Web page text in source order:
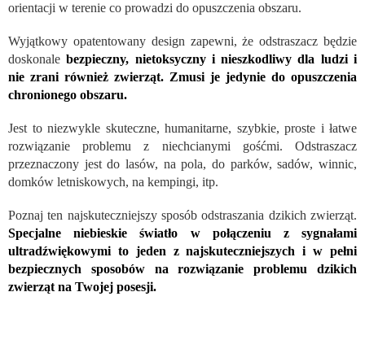
orientacji w terenie co prowadzi do opuszczenia obszaru.
Wyjątkowy opatentowany design zapewni, że odstraszacz będzie
doskonalebezpieczny, nietoksyczny i nieszkodliwy dla ludzi i
nie zrani również zwierząt. Zmusi je jedynie do opuszczenia
chronionego obszaru.
Jest to niezwykle skuteczne, humanitarne, szybkie, proste i łatwe
rozwiązanie problemu z niechcianymi gośćmi. Odstraszacz
przeznaczony jest do lasów, na pola, do parków, sadów, winnic,
domków letniskowych, na kempingi, itp.
Poznaj ten najskuteczniejszy sposób odstraszania dzikich zwierząt.
Specjalne niebieskie światło w połączeniu z sygnałami
ultradźwiękowymi to jeden z najskuteczniejszych i w pełni
bezpiecznych sposobów na rozwiązanie problemu dzikich
zwierząt na Twojej posesji.